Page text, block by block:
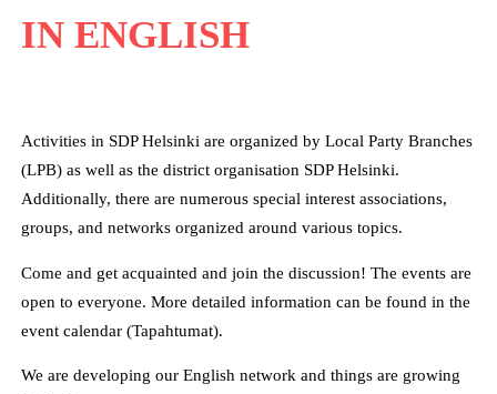
IN ENGLISH
Activities in SDP Helsinki are organized by Local Party Branches
(LPB) as well as the district organisation SDP Helsinki.
Additionally, there are numerous special interest associations,
groups, and networks organized around various topics.
Come and get acquainted and join the discussion! The events are
open to everyone. More detailed information can be found in the
event calendar (Tapahtumat).
We are developing our English network and things are growing